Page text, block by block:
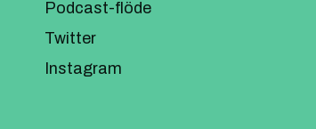
Podcast-flöde
Twitter
Instagram